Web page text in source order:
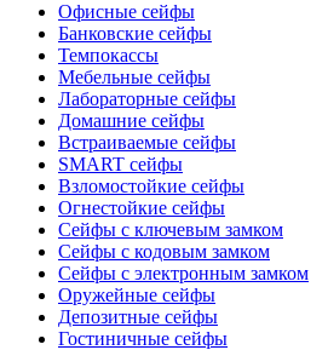
Офисные сейфы
Банковские сейфы
Темпокассы
Мебельные сейфы
Лабораторные сейфы
Домашние сейфы
Встраиваемые сейфы
SMART сейфы
Взломостойкие сейфы
Огнестойкие сейфы
Сейфы с ключевым замком
Сейфы с кодовым замком
Сейфы с электронным замком
Оружейные сейфы
Депозитные сейфы
Гостиничные сейфы